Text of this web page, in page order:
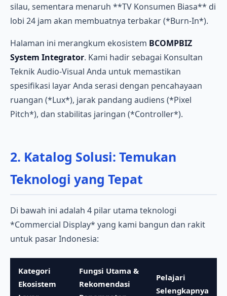
silau, sementara menaruh **TV Konsumen Biasa** di
lobi 24 jam akan membuatnya terbakar (*Burn-In*).
Halaman ini merangkum ekosistem BCOMPBIZ
System Integrator. Kami hadir sebagai Konsultan
Teknik Audio-Visual Anda untuk memastikan
spesifikasi layar Anda serasi dengan pencahayaan
ruangan (*Lux*), jarak pandang audiens (*Pixel
Pitch*), dan stabilitas jaringan (*Controller*).
2. Katalog Solusi: Temukan
Teknologi yang Tepat
Di bawah ini adalah 4 pilar utama teknologi
*Commercial Display* yang kami bangun dan rakit
untuk pasar Indonesia:
Kategori
Ekosistem
Fungsi Utama &
Rekomendasi
Pelajari
Selengkapnya